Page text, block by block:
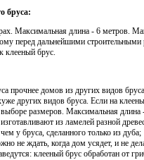
бруса:
Максимальная длина - 6 метров.
перед дальнейшими
клееный брус.
прочнее домов из других видов
других видов бруса. Если на
размеров. Максимальная
из ламелей разной
у бруса, сделанного только из дуба;
не ждать, когда дом усядет, и не
клееный брус обработан от